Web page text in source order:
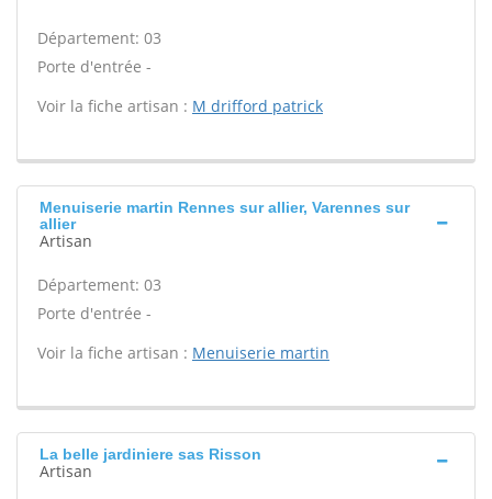
Département: 03
Porte d'entrée -
Voir la fiche artisan : M drifford patrick
Menuiserie martin Rennes sur allier, Varennes sur
allier
Artisan
Département: 03
Porte d'entrée -
Voir la fiche artisan : Menuiserie martin
La belle jardiniere sas Risson
Artisan